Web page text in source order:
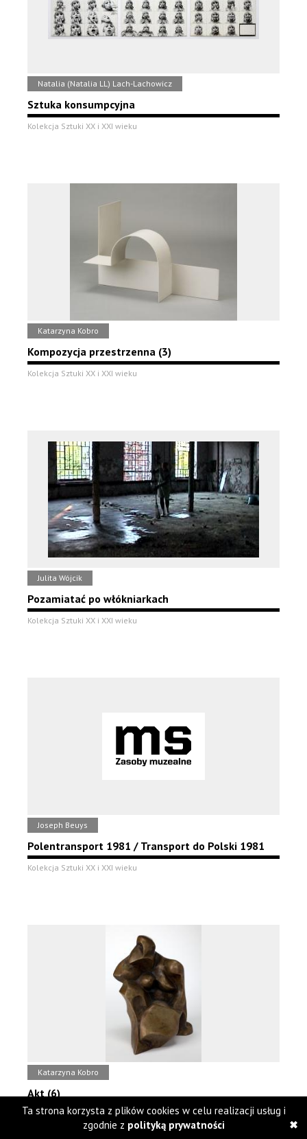
Natalia (Natalia LL) Lach-Lachowicz
Sztuka konsumpcyjna
Kolekcja Sztuki XX i XXI wieku
Katarzyna Kobro
Kompozycja przestrzenna (3)
Kolekcja Sztuki XX i XXI wieku
Julita Wójcik
Pozamiatać po włókniarkach
Kolekcja Sztuki XX i XXI wieku
Joseph Beuys
Polentransport 1981 / Transport do Polski 1981
Kolekcja Sztuki XX i XXI wieku
Katarzyna Kobro
Akt (6)
Kolekcja Sztuki XX i XXI wieku
Ta strona korzysta z plików cookies w celu realizacji usług i
zgodnie z polityką prywatności